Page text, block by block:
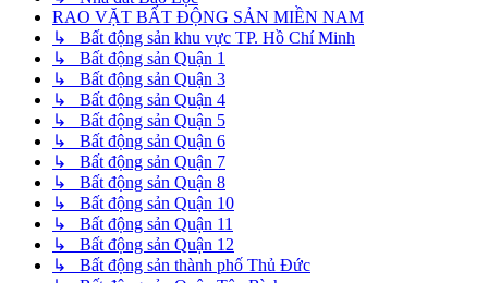
RAO VẶT BẤT ĐỘNG SẢN MIỀN NAM
↳ Bất động sản khu vực TP. Hồ Chí Minh
↳ Bất động sản Quận 1
↳ Bất động sản Quận 3
↳ Bất động sản Quận 4
↳ Bất động sản Quận 5
↳ Bất động sản Quận 6
↳ Bất động sản Quận 7
↳ Bất động sản Quận 8
↳ Bất động sản Quận 10
↳ Bất động sản Quận 11
↳ Bất động sản Quận 12
↳ Bất động sản thành phố Thủ Đức